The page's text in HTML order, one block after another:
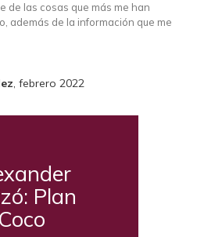
de las cosas que más me han
además de la información que me
, febrero 2022
Plan
Coco